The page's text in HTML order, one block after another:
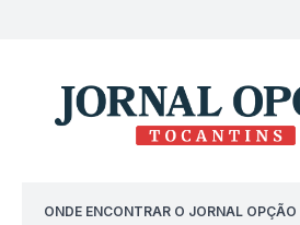
ONDE ENCONTRAR O JORNAL OPÇÃO